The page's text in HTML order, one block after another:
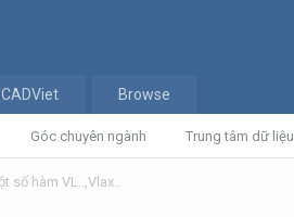
Góc chuyên ngành Trung tâm dữ liệu
Browse
số hàm VL..,Vlax..